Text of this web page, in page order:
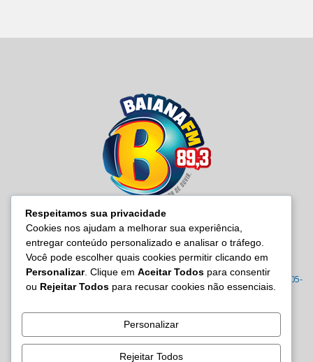
Radio Baiana FM 89,3 Rua Joana Angélica, 395 – Malembá, CEP: 43805-
570 Tel.: (71) 3605-7814/7815/3122-0022
Contato:site@baianafm.com.br
Respeitamos sua privacidade
Cookies nos ajudam a melhorar sua experiência,
entregar conteúdo personalizado e analisar o tráfego.
Você pode escolher quais cookies permitir clicando em
Personalizar. Clique em Aceitar Todos para consentir
ou Rejeitar Todos para recusar cookies não essenciais.
Personalizar
Rejeitar Todos